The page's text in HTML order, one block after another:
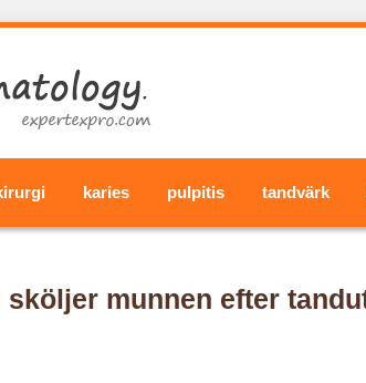
karies pulpitis tandvärk
sköljer munnen efter